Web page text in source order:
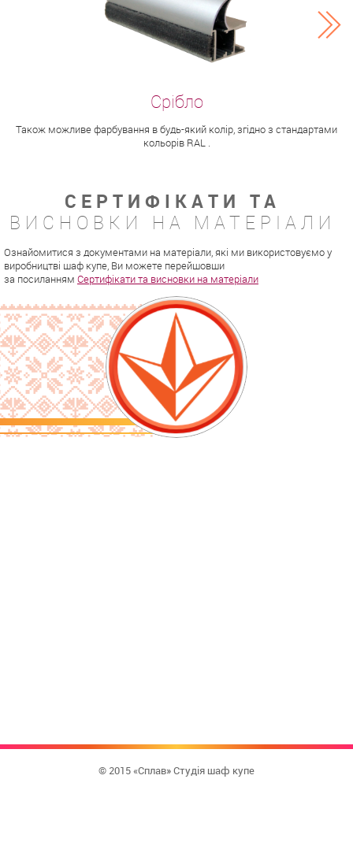
Також можливе фарбування в будь-який колір, згідно з стандартами
кольорів RAL .
СЕРТИФІКАТИ ТА
ВИСНОВКИ НА МАТЕРІАЛИ
Ознайомитися з документами на матеріали, які ми використовуємо у
виробництві шаф купе, Ви можете перейшовши
за посиланням Сертифікати та висновки на матеріали
© 2015 «Сплав» Студія шаф купе